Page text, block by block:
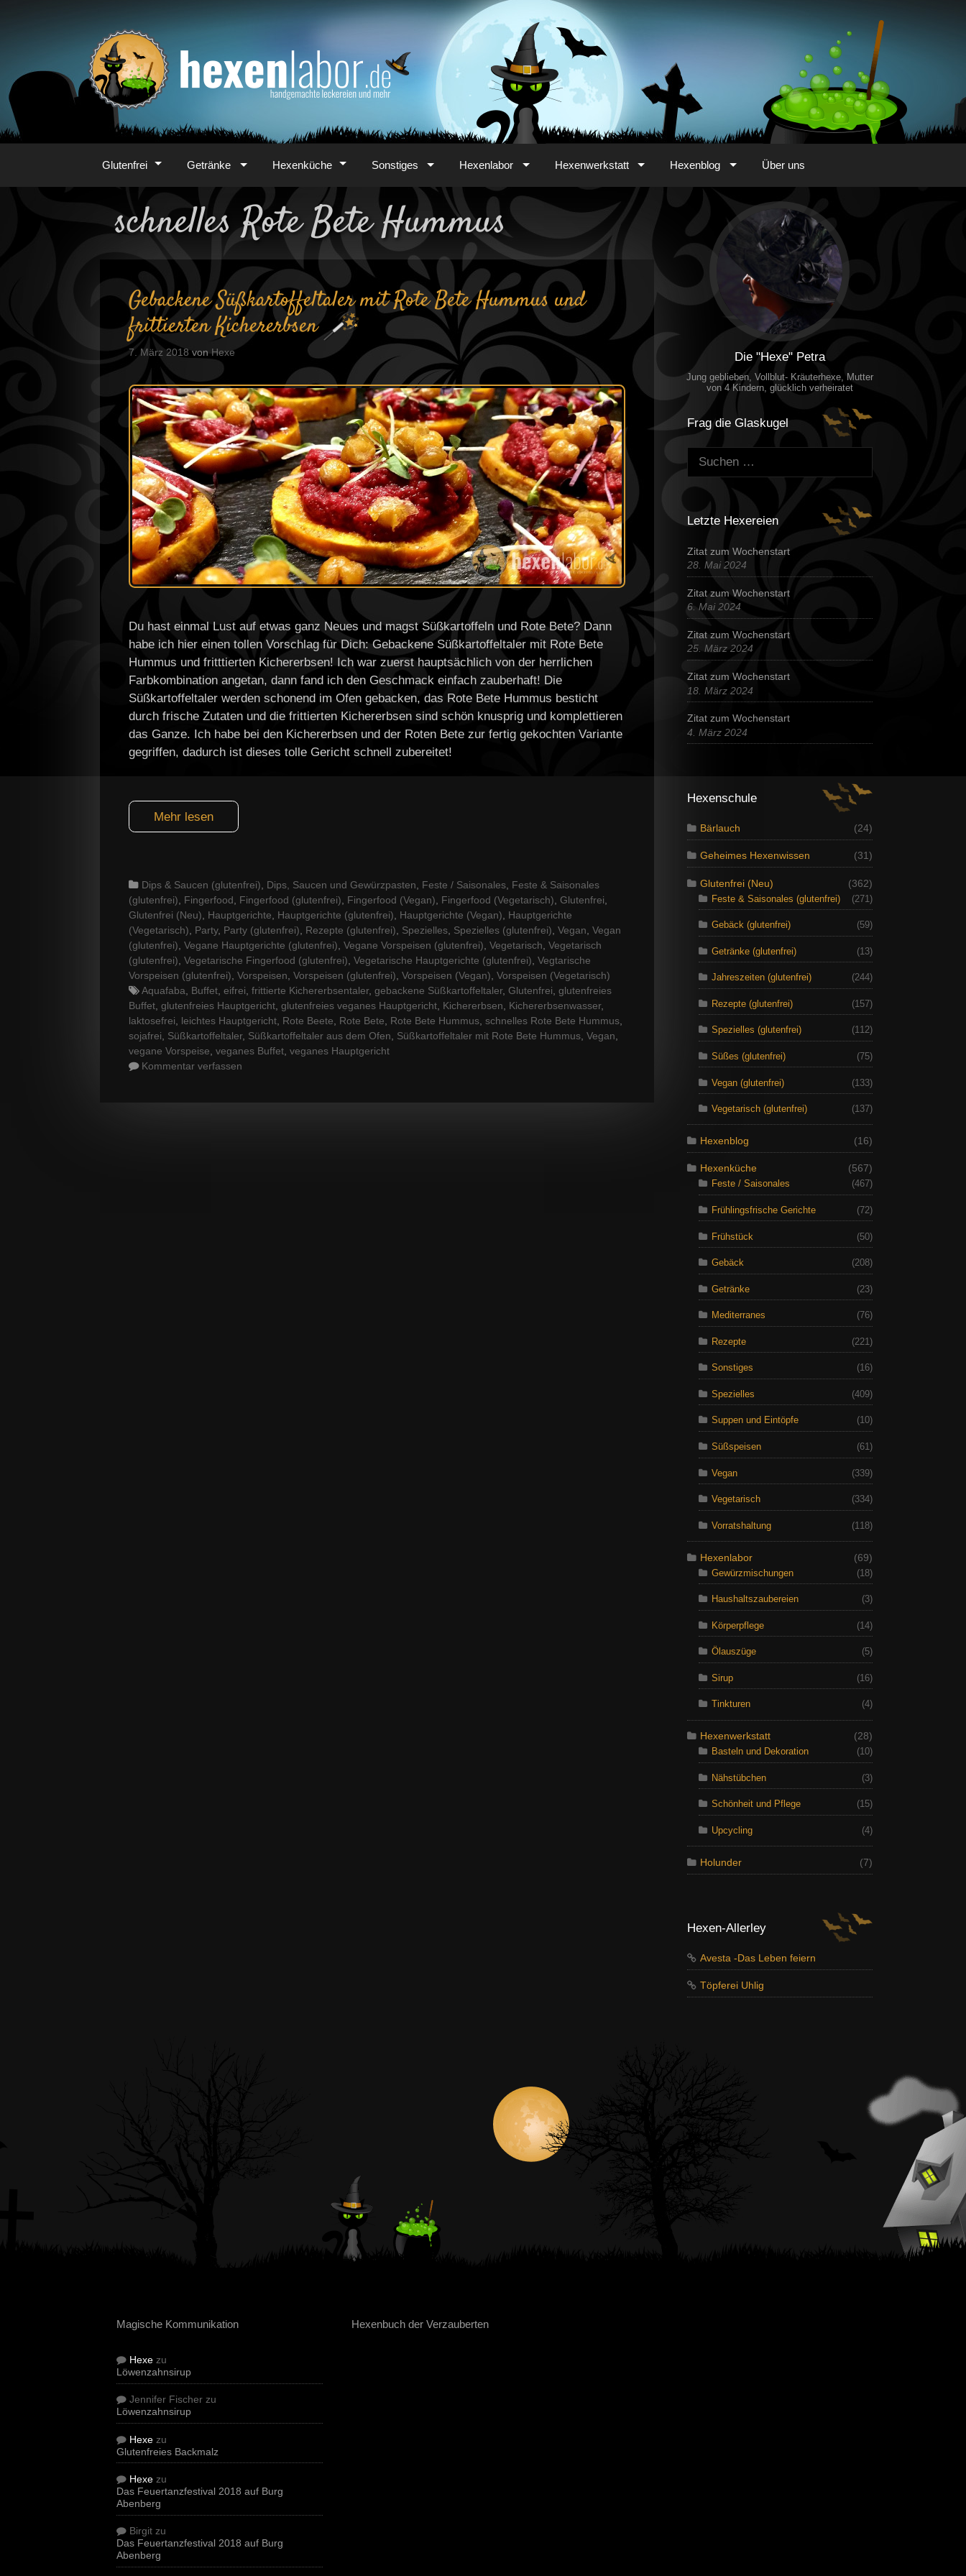
Glutenfrei Getränke Hexenküche Sonstiges Hexenlabor Hexenwerkstatt Hexenblog Über uns
schnelles Rote Bete Hummus
Gebackene Süßkartoffeltaler mit Rote Bete Hummus und
frittierten Kichererbsen
7. März 2018 vonHexe
Du hast einmal Lust auf etwas ganz Neues und magst Süßkartoffeln und Rote Bete? Dann
habe ich hier einen tollen Vorschlag für Dich: Gebackene Süßkartoffeltaler mit Rote Bete
Hummus und fritttierten Kichererbsen! Ich war zuerst hauptsächlich von der herrlichen
Farbkombination angetan, dann fand ich den Geschmack einfach zauberhaft! Die
Süßkartoffeltaler werden schonend im Ofen gebacken, das Rote Bete Hummus besticht
durch frische Zutaten und die frittierten Kichererbsen sind schön knusprig und komplettieren
das Ganze. Ich habe bei den Kichererbsen und der Roten Bete zur fertig gekochten Variante
gegriffen, dadurch ist dieses tolle Gericht schnell zubereitet!
Mehr lesen
Categories
Dips & Saucen (glutenfrei) Dips, Saucen und Gewürzpasten Feste / Saisonales Feste & Saisonales
(glutenfrei)
Fingerfood Fingerfood (glutenfrei) Fingerfood (Vegan) Fingerfood (Vegetarisch) Glutenfrei
Glutenfrei (Neu)
Hauptgerichte Hauptgerichte (glutenfrei) Hauptgerichte (Vegan)
Hauptgerichte
(Vegetarisch)
Party, Party (glutenfrei) Rezepte (glutenfrei) Spezielles Spezielles (glutenfrei) Vegan Vegan
(glutenfrei) Vegane Hauptgerichte (glutenfrei) Vegane Vorspeisen (glutenfrei) Vegetarisch Vegetarisch
(glutenfrei) Vegetarische Fingerfood (glutenfrei) Vegetarische Hauptgerichte (glutenfrei) Vegtarische
Vorspeisen (glutenfrei) Vorspeisen Vorspeisen (glutenfrei) Vorspeisen (Vegan) Vorspeisen (Vegetarisch)
Tags
Aquafaba Buffet eifrei frittierte Kichererbsentaler, gebackene Süßkartoffeltaler, Glutenfrei glutenfreies
Buffet glutenfreies Hauptgericht glutenfreies veganes Hauptgericht Kichererbsen Kichererbsenwasser,
laktosefrei
leichtes Hauptgericht Rote Beete Rote Bete Rote Bete Hummus schnelles Rote Bete Hummus
sojafrei
Süßkartoffeltaler, Süßkartoffeltaler aus dem Ofen Süßkartoffeltaler mit Rote Bete Hummus Vegan
vegane Vorspeise veganes Buffet veganes Hauptgericht
Kommentar verfassen
Die "Hexe" Petra
Jung geblieben, Vollblut- Kräuterhexe, Mutter
von 4 Kindern, glücklich verheiratet
Frag die Glaskugel
Suchen:
Letzte Hexereien
Zitat zum Wochenstart
28. Mai 2024
Zitat zum Wochenstart
6. Mai 2024
Zitat zum Wochenstart
25. März 2024
Zitat zum Wochenstart
18. März 2024
Zitat zum Wochenstart
4. März 2024
Hexenschule
Bärlauch (24)
Geheimes Hexenwissen (31)
Glutenfrei (Neu)
(362)
Feste & Saisonales (glutenfrei)
(271)
Gebäck (glutenfrei) (59)
Getränke (glutenfrei) (13)
Jahreszeiten (glutenfrei) (244)
Rezepte (glutenfrei) (157)
Spezielles (glutenfrei) (112)
Süßes (glutenfrei) (75)
Vegan (glutenfrei) (133)
Vegetarisch (glutenfrei) (137)
Hexenblog (16)
Hexenküche
(567)
Feste / Saisonales
(467)
Frühlingsfrische Gerichte (72)
Frühstück (50)
Gebäck (208)
Getränke (23)
Mediterranes (76)
Rezepte (221)
Sonstiges (16)
Spezielles (409)
Suppen und Eintöpfe (10)
Süßspeisen (61)
Vegan (339)
Vegetarisch (334)
Vorratshaltung (118)
Hexenlabor
(69)
Gewürzmischungen
(18)
Haushaltszaubereien (3)
Körperpflege (14)
Ölauszüge (5)
Sirup (16)
Tinkturen (4)
Hexenwerkstatt
(28)
Basteln und Dekoration
(10)
Nähstübchen (3)
Schönheit und Pflege (15)
Upcycling (4)
Holunder (7)
Hexen-Allerley
Avesta -Das Leben feiern
Töpferei Uhlig
Magische Kommunikation
Hexe zu
Löwenzahnsirup
Jennifer Fischer zu
Löwenzahnsirup
Hexe zu
Glutenfreies Backmalz
Hexe zu
Das Feuertanzfestival 2018 auf Burg
Abenberg
Birgit zu
Das Feuertanzfestival 2018 auf Burg
Abenberg
Hexenbuch der Verzauberten